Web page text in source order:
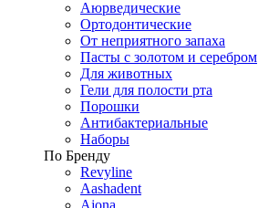
Аюрведические
Ортодонтические
От неприятного запаха
Пасты с золотом и серебром
Для животных
Гели для полости рта
Порошки
Антибактериальные
Наборы
По Бренду
Revyline
Aashadent